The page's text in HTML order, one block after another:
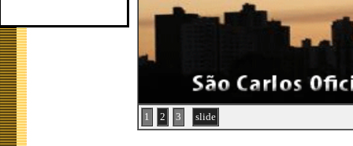
1 2 3 slide